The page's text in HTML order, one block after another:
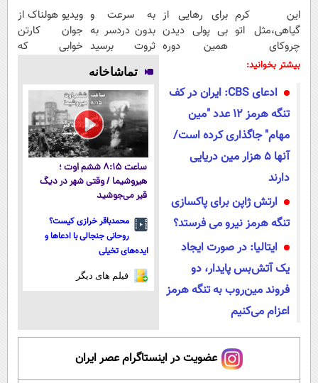
این کرم
گیاهی،مثل اتو
چروکای
پوستتوصاف
برای رهایی از
بی پولی دیدن
همین دوره
کن)
به سرعت و
بدون دردسر به
ثروت برسید
(دوره کاملا
رایگان
پولسازی)
ویدیو هولناک از
جوان کارتن
خوابی که
بیشتر بخوانید:
ادعای CBS: ایران در کف
تنگه هرمز 12 عدد "مین
مهام" جاگذاری کرده است/
آنها 5 هزار مین دریایی
دارند
ارتش ژاپن برای پاکسازی
تنگه هرمز نیرو می فرستد؟
ایتالیا: در صورت ایجاد
یک آتش‌بس پایدار، دو
فروند مین‌روب به تنگه هرمز
اعزام می‌کنیم
تماشاخانه
ساعت ۸:۱۵ ششم اوت ؛
هیروشیما / وقتی شهر در دیگ
قیر می‌جوشید
محمدباقر خرازی کیست؟
روحانی جنجالی با ادعاها و
ایده‌های تخیلی
فیلم های دیگر
عضویت در اینستاگرام عصر ایران